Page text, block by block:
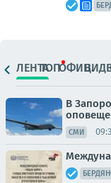
ЛЕНТАТОПОФИЦ.
В
СМИ